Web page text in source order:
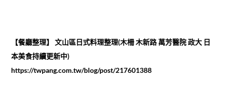
【餐廳整理】 文山區日式料理整理(木柵 木新路 萬芳醫院 政大 日
本美食持續更新中)
https://twpang.com.tw/blog/post/217601388